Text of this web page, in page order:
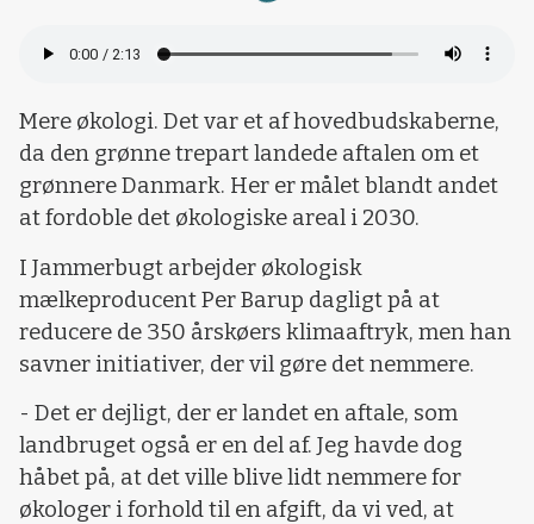
Mere økologi. Det var et af hovedbudskaberne,
da den grønne trepart landede aftalen om et
grønnere Danmark. Her er målet blandt andet
at fordoble det økologiske areal i 2030.
I Jammerbugt arbejder økologisk
mælkeproducent Per Barup dagligt på at
reducere de 350 årskøers klimaaftryk, men han
savner initiativer, der vil gøre det nemmere.
- Det er dejligt, der er landet en aftale, som
landbruget også er en del af. Jeg havde dog
håbet på, at det ville blive lidt nemmere for
økologer i forhold til en afgift, da vi ved, at